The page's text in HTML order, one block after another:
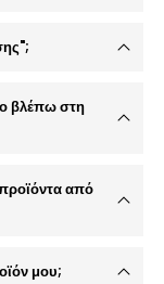
βλέπω στη
από
μου;